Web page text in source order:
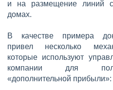
и на размещение линий
домах.
В качестве примера
привел несколько
которые используют
компании для
«дополнительной прибыли»: